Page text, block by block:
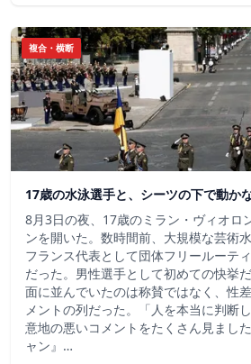
複合・横断
17歳の水泳選手と、シーツの下で動か
8月3日の夜、17歳のミラン・ヴィオロ
ンを開いた。数時間前、大規模な芸術
フランス代表として団体フリールーテ
だった。男性選手として初めての快挙
面に並んでいたのは称賛ではなく、性
メントの列だった。「人を本当に判断
意地の悪いコメントをたくさん見まし
ャン』…